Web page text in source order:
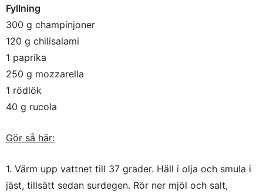
Fyllning
300 g champinjoner
120 g chilisalami
1 paprika
250 g mozzarella
1 rödlök
40 g rucola
Gör så här:
1. Värm upp vattnet till 37 grader. Häll i olja och smula i
jäst, tillsätt sedan surdegen. Rör ner mjöl och salt,